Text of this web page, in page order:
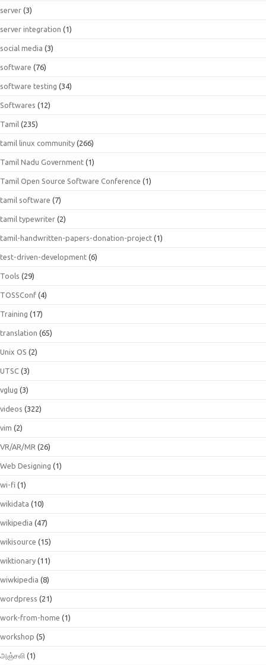
server (3)
server integration (1)
social media (3)
software (76)
software testing (34)
Softwares (12)
Tamil (235)
tamil linux community (266)
Tamil Nadu Government (1)
Tamil Open Source Software Conference (1)
tamil software (7)
tamil typewriter (2)
tamil-handwritten-papers-donation-project (1)
test-driven-development (6)
Tools (29)
TOSSConf (4)
Training (17)
translation (65)
Unix OS (2)
UTSC (3)
vglug (3)
videos (322)
vim (2)
VR/AR/MR (26)
Web Designing (1)
wi-fi (1)
wikidata (10)
wikipedia (47)
wikisource (15)
wiktionary (11)
wiwkipedia (8)
wordpress (21)
work-from-home (1)
workshop (5)
அஞ்சலி (1)